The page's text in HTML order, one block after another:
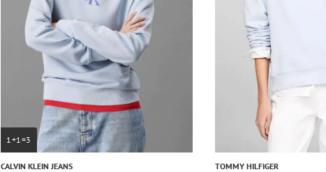
1+1=3
CALVIN KLEIN JEANS TOMMY HILFIGER